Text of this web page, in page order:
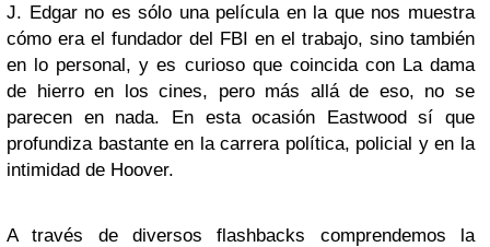
J. Edgar no es sólo una película en la que nos muestra
cómo era el fundador del FBI en el trabajo, sino también
en lo personal, y es curioso que coincida con La dama
de hierro en los cines, pero más allá de eso, no se
parecen en nada. En esta ocasión Eastwood sí que
profundiza bastante en la carrera política, policial y en la
intimidad de Hoover.
A través de diversos flashbacks comprendemos la